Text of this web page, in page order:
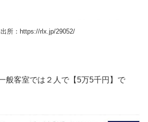
出所：https://rlx.jp/29052/
般客室では２人で【5万5千円】で